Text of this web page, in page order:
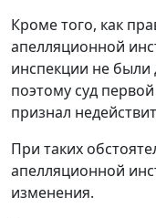
Кроме того, как
апелляционной
инспекции не были
поэтому суд
признал
При таких
апелляционной
изменения.